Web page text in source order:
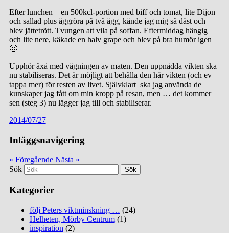
Efter lunchen – en 500kcl-portion med biff och tomat, lite Dijon
och sallad plus äggröra på två ägg, kände jag mig så däst och
blev jättetrött. Tvungen att vila på soffan. Eftermiddag hängig
och lite nere, käkade en halv grape och blev på bra humör igen
🙂
Upphör åxå med vägningen av maten. Den uppnådda vikten ska
nu stabiliseras. Det är möjligt att behålla den här vikten (och ev
tappa mer) för resten av livet. Självklart ska jag använda de
kunskaper jag fått om min kropp på resan, men … det kommer
sen (steg 3) nu lägger jag till och stabiliserar.
2014/07/27
Inläggsnavigering
« Föregående Nästa »
Sök
Kategorier
följ Peters viktminskning … (24)
Helheten, Mörby Centrum(1)
inspiration (2)